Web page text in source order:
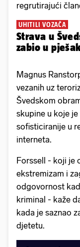
regrutirajući
UHITILI VOZAČA
Strava u
zabio u
Magnus
vezanih uz
Švedskom
skupine u koje
sofisticiranije u
interneta.
Forssell - koji
ekstremizam i
odgovornost
kriminal - kaže
kada je saznao
djetetu.